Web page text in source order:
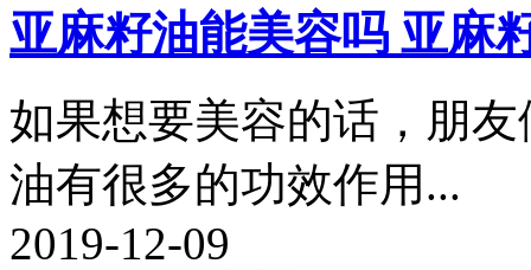
亚麻籽油能美容吗 亚麻
如果想要美容的话，朋
油有很多的功效作用...
2019-12-09